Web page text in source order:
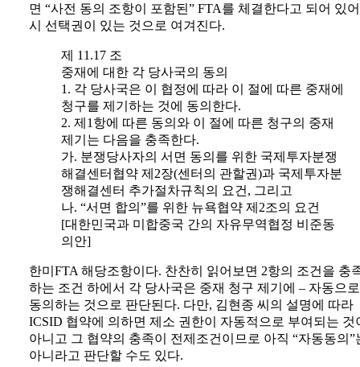
면 “사전 동의 조항이 포함된” FTA를 체결한다고 되어 있
시 선택권이 있는 것으로 여겨진다.
제 11.17 조
중재에 대한 각 당사국의 동의
1. 각 당사국은 이 협정에 따라 이 절에 따른 중재에
청구를 제기하는 것에 동의한다.
2. 제1항에 따른 동의와 이 절에 따른 청구의 중재
제기는 다음을 충족한다.
가. 분쟁당사자의 서면 동의를 위한 국제투자분쟁
해결센터협약 제2장(센터의 관할권)과 국제투자분
쟁해결센터 추가절차규칙의 요건, 그리고
나. “서면 합의”를 위한 뉴욕협약 제2조의 요건
[대한민국과 미합중국 간의 자유무역협정 비준동
의안]
한미FTA 해당조항이다. 찬찬히 읽어보면 2항의 조건을 충
하는 조건 하에서 각 당사국은 중재 청구 제기에 – 자동으
동의하는 것으로 판단된다. 다만, 김현종 씨의 설명에 따라
ICSID 협약에 의하면 제소 권한이 자동적으로 부여되는 것
아니고 그 협약의 충족이 전제조건이므로 아직 “자동동의”
아니라고 판단할 수도 있다.